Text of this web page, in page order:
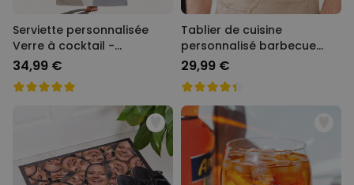
Serviette personnalisée
Verre à cocktail -
Illustration
34,99 €
Tablier de cuisine
personnalisé barbecue
avec photo
29,99 €